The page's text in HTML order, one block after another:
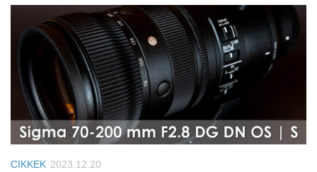
Cikkek
Szoftver
Firmware
Tudástár
Tanácsok
CIKKEK 2023.12.20